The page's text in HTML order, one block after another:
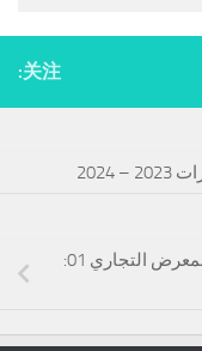
关注:
أفكار وسائل التواصل الاجتماعي في المعرض التجاري 01: